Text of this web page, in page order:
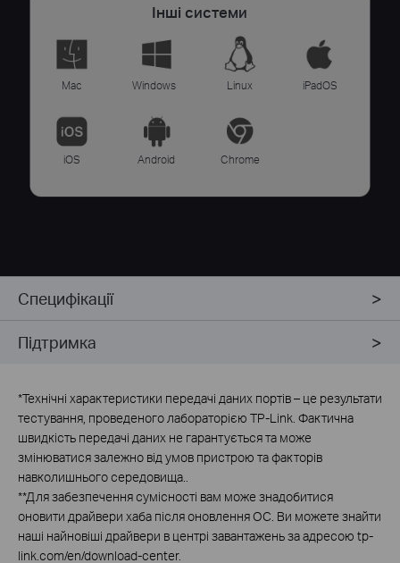
Інші системи
Mac Windows Linux iPadOS
iOS Android Chrome
Специфікації
Підтримка
*Технічні характеристики передачі даних портів – це результати
тестування, проведеного лабораторією TP-Link. Фактична
швидкість передачі даних не гарантується та може
змінюватися залежно від умов пристрою та факторів
навколишнього середовища..
**Для забезпечення сумісності вам може знадобитися
оновити драйвери хаба після оновлення ОС. Ви можете знайти
наші найновіші драйвери в центрі завантажень за адресою tp-
link.com/en/download-center.